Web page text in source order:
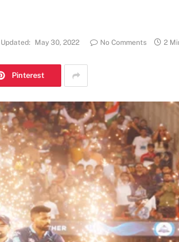
Updated: May 30, 2022 No Comments 2
Pinterest